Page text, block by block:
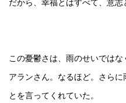
だから、幸福とはすべて、意志
この憂鬱さは、雨のせいではな
アランさん。なるほど。さら
とを言ってくれていた。